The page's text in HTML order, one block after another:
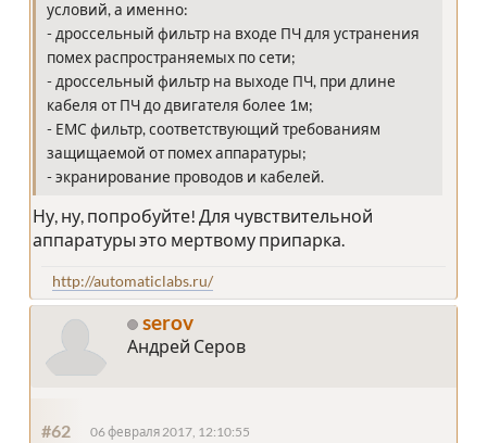
условий, а именно:
- дроссельный фильтр на входе ПЧ для устранения
помех распространяемых по сети;
- дроссельный фильтр на выходе ПЧ, при длине
кабеля от ПЧ до двигателя более 1м;
- ЕМС фильтр, соответствующий требованиям
защищаемой от помех аппаратуры;
- экранирование проводов и кабелей.
Ну, ну, попробуйте! Для чувствительной
аппаратуры это мертвому припарка.
http://automaticlabs.ru/
serov
Андрей Серов
#62 06 февраля 2017, 12:10:55